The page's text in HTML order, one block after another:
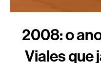
2008: o
Viales que